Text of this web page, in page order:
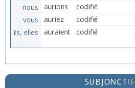
nous
aurions
codifié
vous
auriez
codifié
ils, elles
auraient codifié
SUBJONCTIF